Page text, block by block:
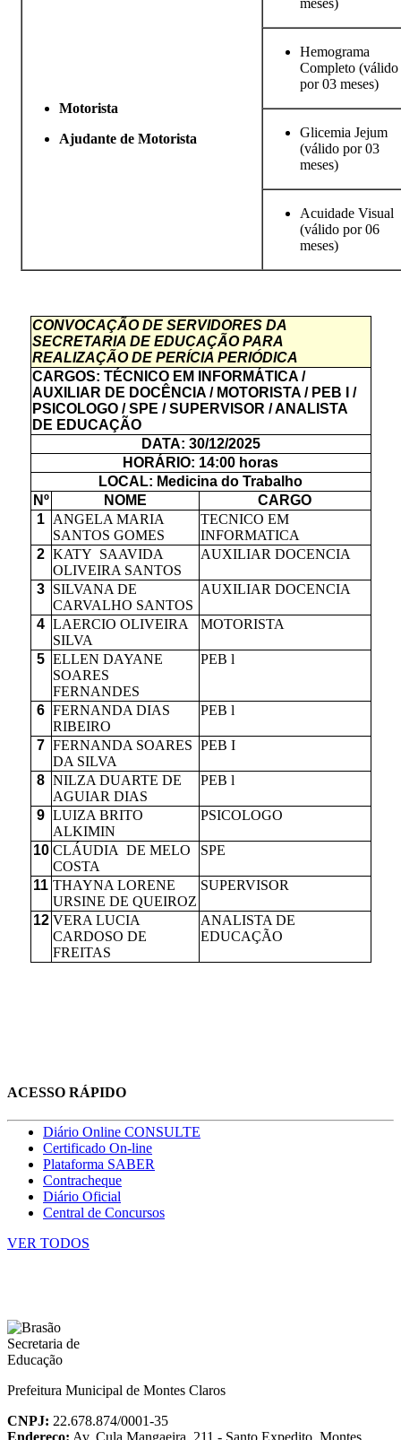
Motorista
Ajudante de Motorista
Hemograma
Completo (válido
por 03 meses)
Glicemia Jejum
(válido por 03
meses)
Acuidade Visual
(válido por 06
meses)
CONVOCAÇÃO DE SERVIDORES DA
SECRETARIA DE EDUCAÇÃO PARA
REALIZAÇÃO DE PERÍCIA PERIÓDICA
CARGOS: TÉCNICO EM INFORMÁTICA /
AUXILIAR DE DOCÊNCIA / MOTORISTA / PEB I /
PSICOLOGO / SPE / SUPERVISOR / ANALISTA
DE EDUCAÇÃO
DATA: 30/12/2025
HORÁRIO: 14:00 horas
LOCAL: Medicina do Trabalho
Nº
NOME
CARGO
1 ANGELA MARIA
SANTOS GOMES
TECNICO EM
INFORMATICA
2 KATY SAAVIDA
OLIVEIRA SANTOS
AUXILIAR DOCENCIA
3 SILVANA DE
CARVALHO SANTOS
AUXILIAR DOCENCIA
4 LAERCIO OLIVEIRA
SILVA
MOTORISTA
5 ELLEN DAYANE
SOARES
FERNANDES
PEB l
6 FERNANDA DIAS
RIBEIRO
PEB l
7 FERNANDA SOARES
DA SILVA
PEB I
8 NILZA DUARTE DE
AGUIAR DIAS
PEB l
9 LUIZA BRITO
ALKIMIN
PSICOLOGO
10 CLÁUDIA DE MELO
COSTA
SPE
11 THAYNA LORENE
URSINE DE QUEIROZ
SUPERVISOR
12 VERA LUCIA
CARDOSO DE
FREITAS
ANALISTA DE
EDUCAÇÃO
ACESSO RÁPIDO
Diário Online CONSULTE
Certificado On-line
Plataforma SABER
Contracheque
Diário Oficial
Central de Concursos
VER TODOS
Prefeitura Municipal de Montes Claros
CNPJ: 22.678.874/0001-35